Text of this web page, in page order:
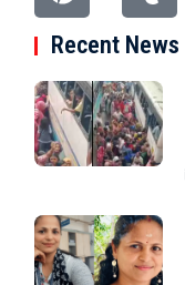
Recent News